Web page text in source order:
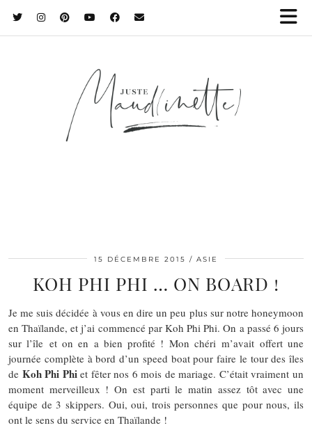
15 DÉCEMBRE 2015 ASIE
KOH PHI PHI … ON BOARD !
Je me suis décidée à vous en dire un peu plus sur notre honeymoon
en Thaïlande, et j’ai commencé par Koh Phi Phi. On a passé 6 jours
sur l’île et on en a bien profité ! Mon chéri m’avait offert une
journée complète à bord d’un speed boat pour faire le tour des îles
de Koh Phi Phiet fêter nos 6 mois de mariage. C’était vraiment un
moment merveilleux ! On est parti le matin assez tôt avec une
équipe de 3 skippers. Oui, oui, trois personnes que pour nous, ils
ont le sens du service en Thaïlande !